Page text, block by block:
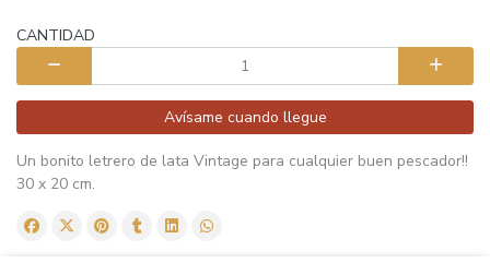
CANTIDAD
Avísame cuando llegue
Un bonito letrero de lata Vintage para cualquier buen pescador!!
30 x 20 cm.